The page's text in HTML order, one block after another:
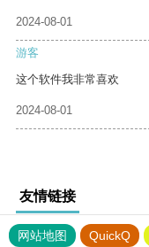
2024-08-01
游客
这个软件我非常喜欢
2024-08-01
友情链接
网站地图 QuickQ